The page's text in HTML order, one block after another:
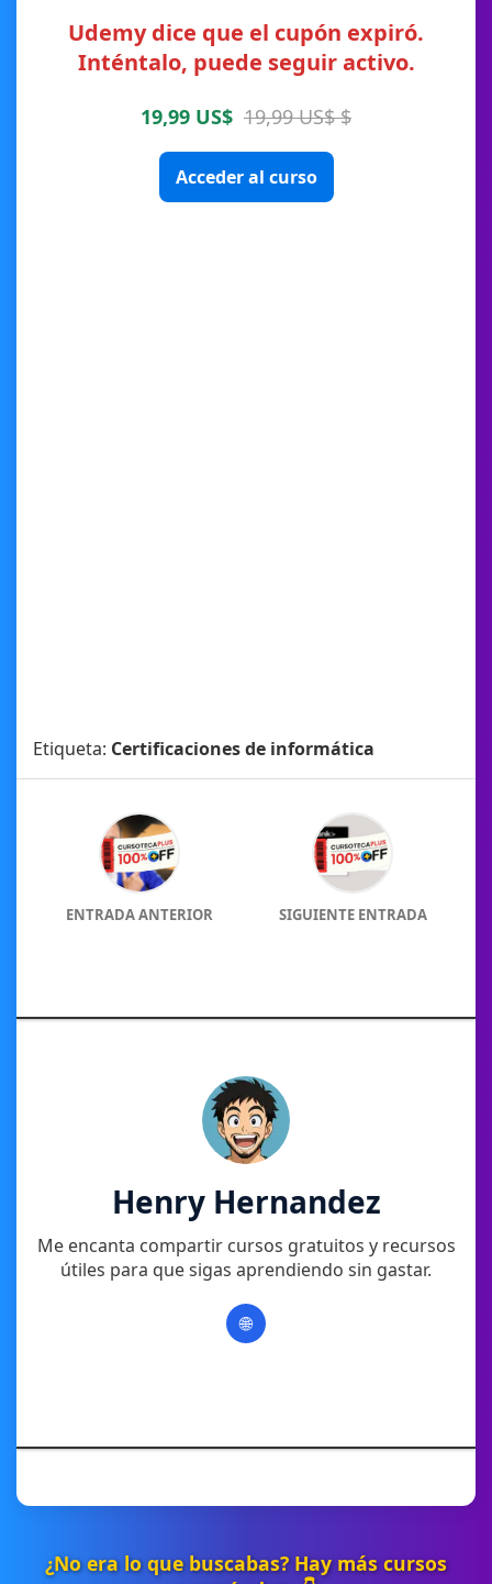
Udemy dice que el cupón expiró.
Inténtalo, puede seguir activo.
19,99 US$ 19,99 US$ $
Acceder al curso
Etiqueta: Certificaciones de informática
ENTRADA ANTERIOR SIGUIENTE ENTRADA
Henry Hernandez
Me encanta compartir cursos gratuitos y recursos
útiles para que sigas aprendiendo sin gastar.
🌐
¿No era lo que buscabas? Hay más cursos